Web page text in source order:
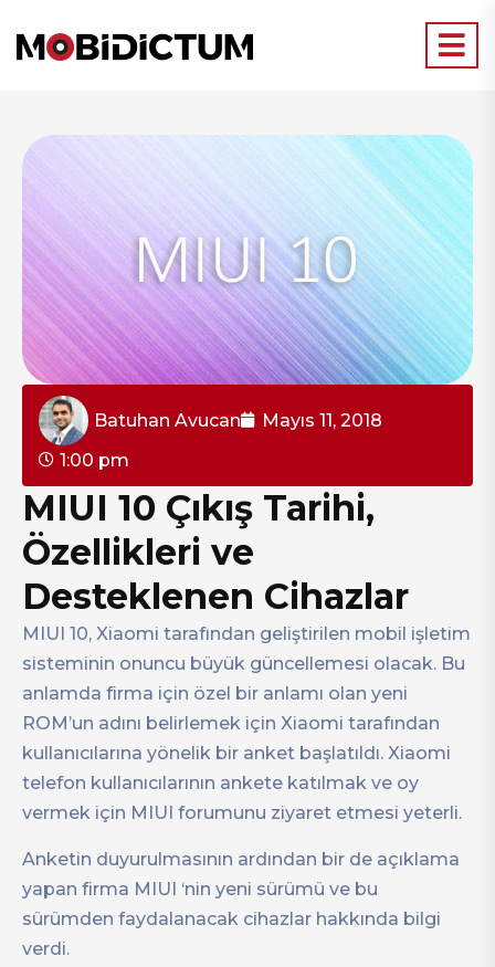
Batuhan Avucan
Mayıs 11, 2018
1:00 pm
MIUI 10 Çıkış Tarihi,
Özellikleri ve
Desteklenen Cihazlar
MIUI 10, Xiaomi tarafından geliştirilen mobil işletim
sisteminin onuncu büyük güncellemesi olacak. Bu
anlamda firma için özel bir anlamı olan yeni
ROM’un adını belirlemek için Xiaomi tarafından
kullanıcılarına yönelik bir anket başlatıldı. Xiaomi
telefon kullanıcılarının ankete katılmak ve oy
vermek için MIUI forumunu ziyaret etmesi yeterli.
Anketin duyurulmasının ardından bir de açıklama
yapan firma MIUI ‘nin yeni sürümü ve bu
sürümden faydalanacak cihazlar hakkında bilgi
verdi.